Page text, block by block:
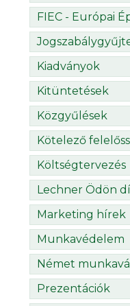
FIEC - Európai
Kiadványok
Kitüntetések
Közgyűlések
Kötelező
Költségtervezés
Lechner Ödön
Marketing hírek
Munkavédelem
Német
Prezentációk